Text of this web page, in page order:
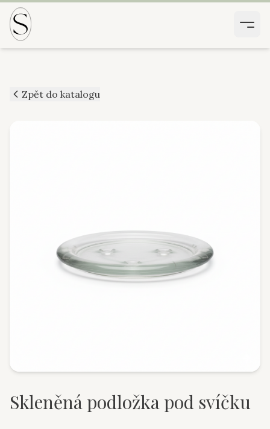
Zpět do katalogu
Skleněná podložka pod svíčku